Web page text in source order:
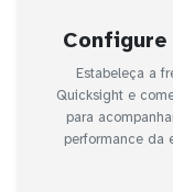
Estabeleça a
Quicksight e
para
performance da